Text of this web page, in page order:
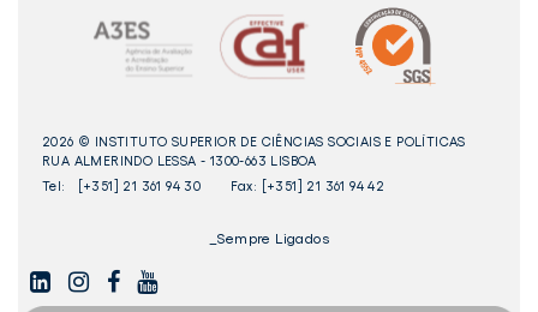
2026 © INSTITUTO SUPERIOR DE CIÊNCIAS SOCIAIS E POLÍTICAS
RUA ALMERINDO LESSA - 1300-663 LISBOA
Tel:
[+351] 21 361 94 30 Fax: [+351] 21 361 94 42
_Sempre Ligados
LINKEDININSTAGAMFACEBOOK
YOUTUBE